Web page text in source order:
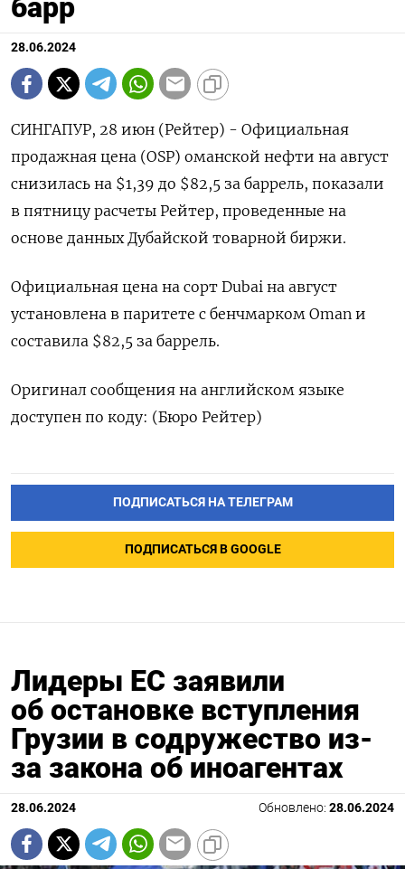
барр
28.06.2024
СИНГАПУР, 28 июн (Рейтер) - Официальная
продажная цена (OSP) оманской нефти на август
снизилась на $1,39 до $82,5 за баррель, показали
в пятницу расчеты Рейтер, проведенные на
основе данных Дубайской товарной биржи.
Официальная цена на сорт Dubai на август
установлена в паритете с бенчмарком Oman и
составила $82,5 за баррель.
Оригинал сообщения на английском языке
доступен по коду: (Бюро Рейтер)
ПОДПИСАТЬСЯ НА ТЕЛЕГРАМ
ПОДПИСАТЬСЯ В GOOGLE
Лидеры ЕС заявили
об остановке вступления
Грузии в содружество из-
за закона об иноагентах
28.06.2024 Обновлено: 28.06.2024